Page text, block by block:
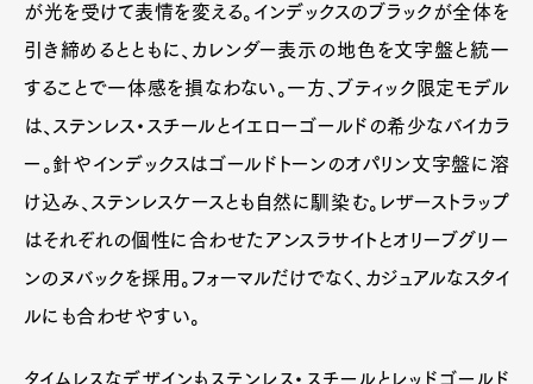
が光を受けて表情を変える。インデックスのブラックが全体を
引き締めるとともに、カレンダー表示の地色を文字盤と統一
することで一体感を損なわない。一方、ブティック限定モデル
は、ステンレス・スチールとイエローゴールドの希少なバイカラ
ー。針やインデックスはゴールドトーンのオパリン文字盤に溶
け込み、ステンレスケースとも自然に馴染む。レザーストラップ
はそれぞれの個性に合わせたアンスラサイトとオリーブグリー
ンのヌバックを採用。フォーマルだけでなく、カジュアルなスタイ
ルにも合わせやすい。
タイムレスなデザインもステンレス・スチールとレッドゴールド